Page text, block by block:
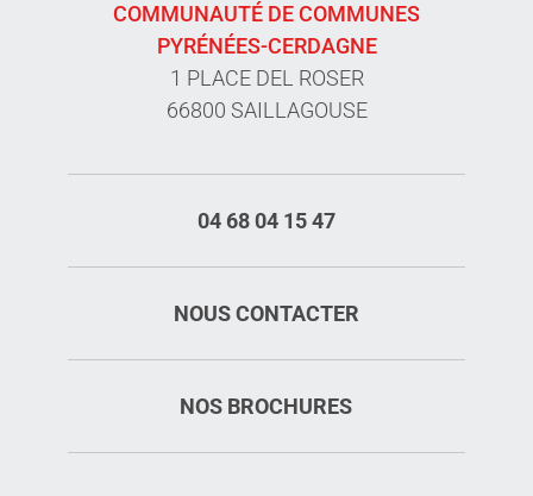
COMMUNAUTÉ DE COMMUNES
PYRÉNÉES-CERDAGNE
1 PLACE DEL ROSER
66800 SAILLAGOUSE
04 68 04 15 47
NOUS CONTACTER
NOS BROCHURES